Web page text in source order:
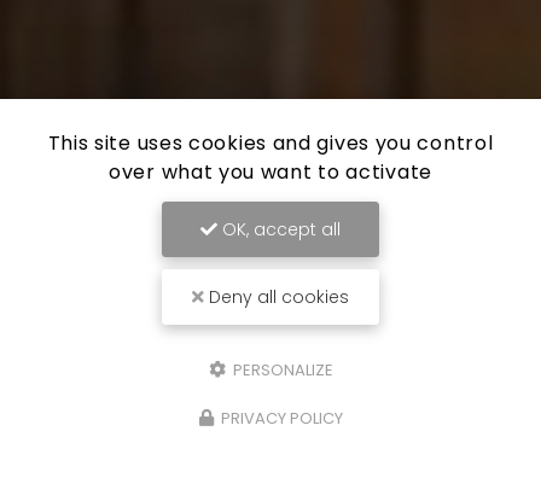
This site uses cookies and gives you control
over what you want to activate
OK, accept all
Deny all cookies
PERSONALIZE
PRIVACY POLICY